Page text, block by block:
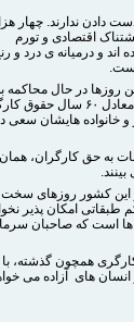
دادن ندارند. چهار
اقتصادی و تورم
و درمیانه ی درد و
روزها در حال
در یک قلم دزدی و انتقال پول
خانواده هایشان سعی
به حق کارگران،
کشور روزهای سخت
امکان پذیر
که صاحبان
همچون گذشته، با
های آزاده می